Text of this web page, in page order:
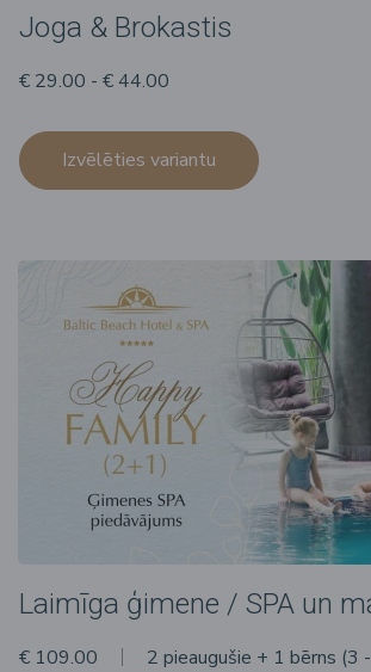
Joga & Brokastis
€ 29.00 - € 44.00
Izvēlēties variantu
Laimīga ģimene / SPA un
€ 109.00 2 pieaugušie + 1 bērns (3